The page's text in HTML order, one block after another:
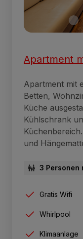
Apartment
Apartment mit
Betten,
Küche
Kühlschrank
und
3 Personen
Gratis Wifi
Whirlpool
Klimaanlage